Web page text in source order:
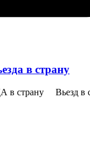
в страну
в страну Вьезд в